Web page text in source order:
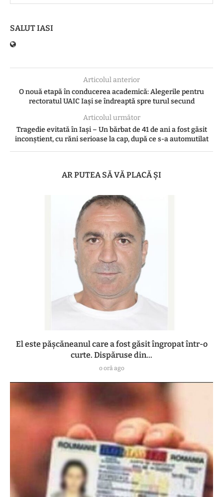
SALUT IASI
Articolul anterior
O nouă etapă în conducerea academică: Alegerile pentru
rectoratul UAIC Iași se îndreaptă spre turul secund
Articolul următor
Tragedie evitată în Iași – Un bărbat de 41 de ani a fost găsit
inconștient, cu răni serioase la cap, după ce s-a automutilat
AR PUTEA SĂ VĂ PLACĂ ȘI
El este pășcăneanul care a fost găsit îngropat într-o
curte. Dispăruse din...
o oră ago